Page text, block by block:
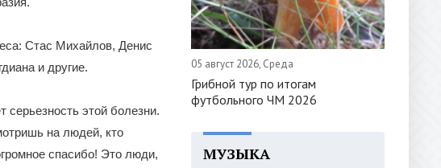
Стас Михайлов, Денис
и другие.
серьезность этой болезни.
на людей, кто
спасибо! Это люди,
05 август 2026, Среда
Грибной тур по итогам
футбольного ЧМ 2026
МУЗЫКА